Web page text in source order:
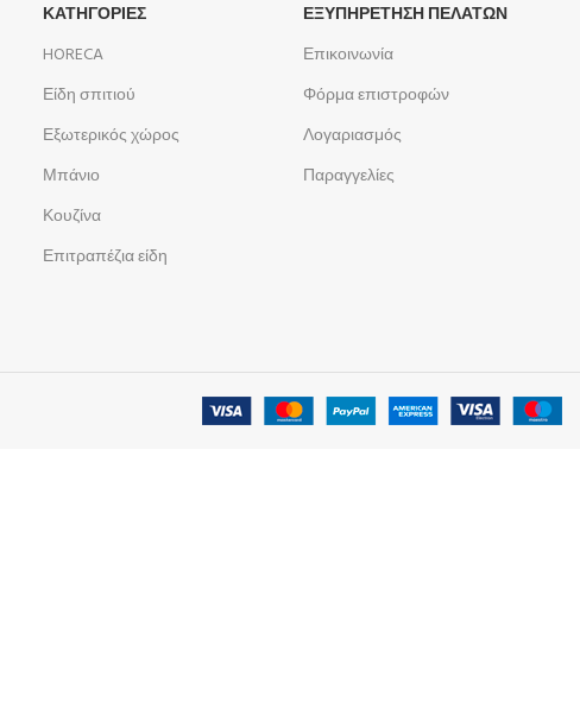
ΚΑΤΗΓΟΡΙΕΣ
HORECA
Είδη σπιτιού
Εξωτερικός χώρος
Μπάνιο
Κουζίνα
Επιτραπέζια είδη
ΕΞΥΠΗΡΕΤΗΣΗ ΠΕΛΑΤΩΝ
Επικοινωνία
Φόρμα επιστροφών
Λογαριασμός
Παραγγελίες